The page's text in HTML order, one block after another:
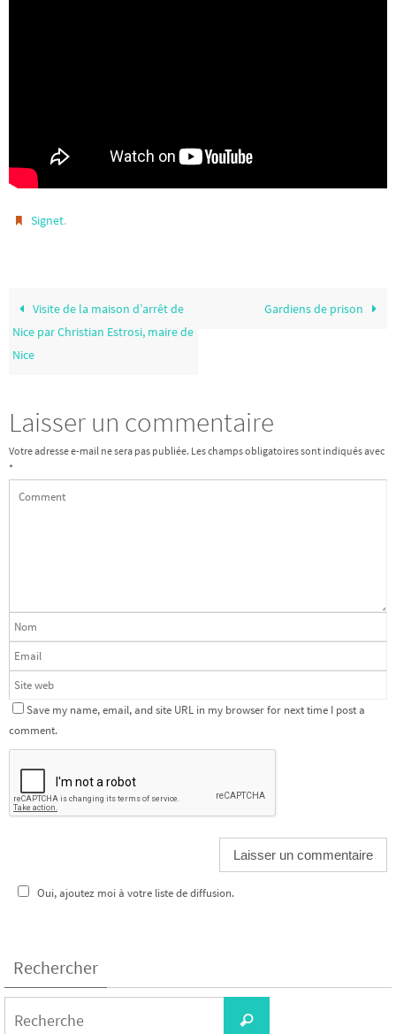
Signet.
Visite de la maison d’arrêt de
Nice par Christian Estrosi, maire de
Nice
Gardiens de prison
Laisser un commentaire
Votre adresse e-mail ne sera pas publiée. Les champs obligatoires sont indiqués avec
*
Save my name, email, and site URL in my browser for next time I post a
comment.
Oui, ajoutez moi à votre liste de diffusion.
Rechercher
Recherche